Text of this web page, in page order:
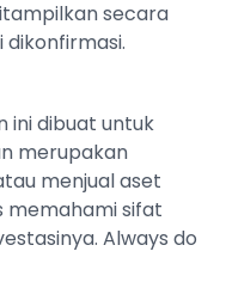
secara
ini dibuat untuk
merupakan
menjual aset
memahami sifat
Always do